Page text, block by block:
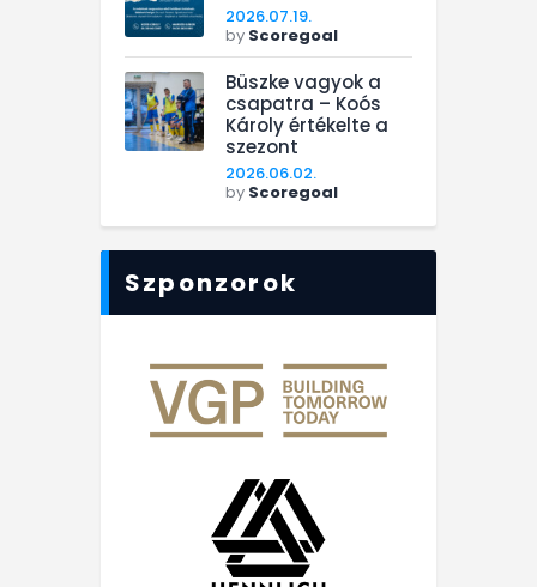
2026.07.19.
by Scoregoal
Büszke vagyok a
csapatra – Koós
Károly értékelte a
szezont
2026.06.02.
by Scoregoal
Szponzorok